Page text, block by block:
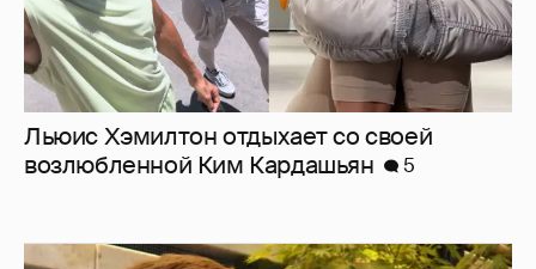
Льюис Хэмилтон отдыхает со своей
возлюбленной Ким Кардашьян
5